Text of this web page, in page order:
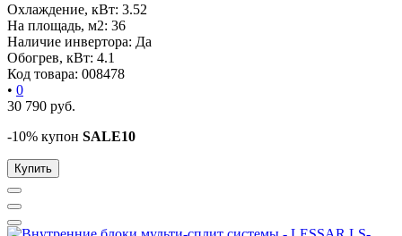
Охлаждение, кВт: 3.52
На площадь, м2: 36
Наличие инвертора: Да
Обогрев, кВт: 4.1
Код товара: 008478
• 0
30 790 руб.
-10% купон SALE10
Купить